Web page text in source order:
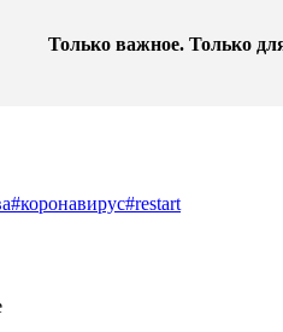
Только важное. Только
#коронавирус#restart